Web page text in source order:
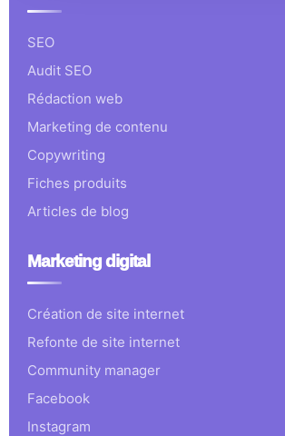
SEO
Audit SEO
Rédaction web
Marketing de contenu
Copywriting
Fiches produits
Articles de blog
Marketing digital
Création de site internet
Refonte de site internet
Community manager
Facebook
Instagram